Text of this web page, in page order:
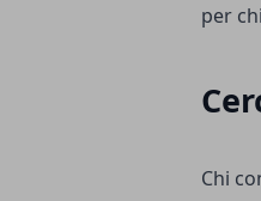
per
Chi